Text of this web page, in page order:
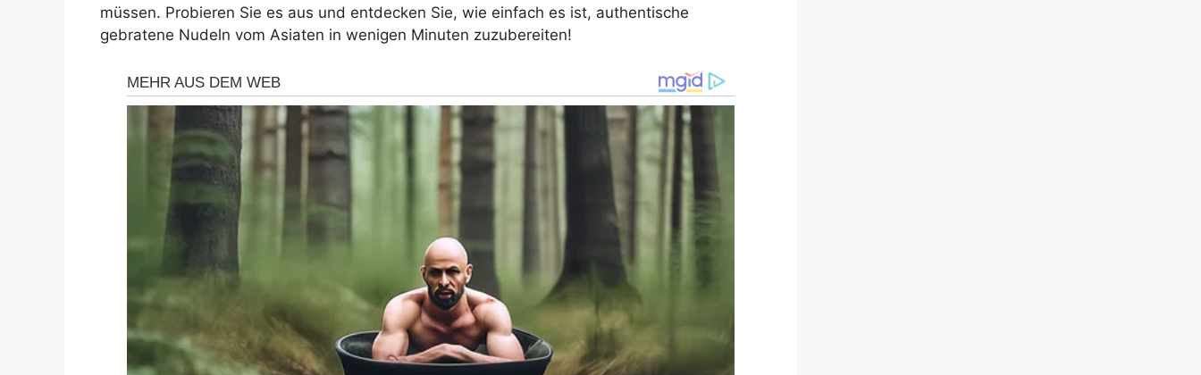
müssen. Probieren Sie es aus und entdecken Sie, wie einfach es ist, authentische
gebratene Nudeln vom Asiaten in wenigen Minuten zuzubereiten!